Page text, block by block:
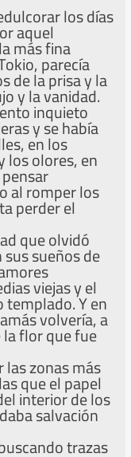
los días
aquel
más fina
parecía
de la prisa y la
y la vanidad.
inquieto
y se había
en los
los olores, en
al romper los
perder el
que olvidó
sueños de
viejas y el
Y en
volvería, a
flor que fue
zonas más
que el papel
interior de los
salvación
trazas